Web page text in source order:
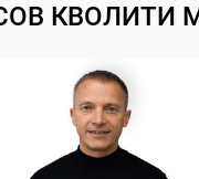
КВОЛИТИ